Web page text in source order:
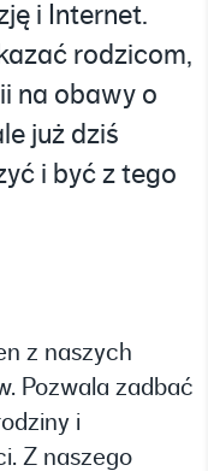
i Internet.
rodzicom,
na obawy o
już dziś
i być z tego
z naszych
Pozwala zadbać
i
Z naszego